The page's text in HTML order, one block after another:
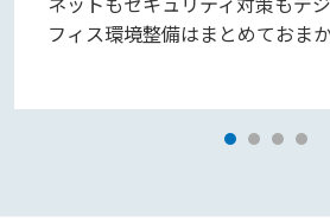
フィス環境整備はまとめておま